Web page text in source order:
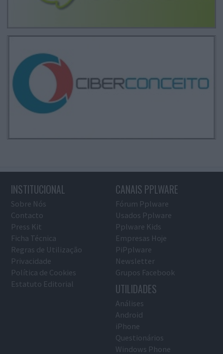
INSTITUCIONAL
Sobre Nós
Contacto
Press Kit
Ficha Técnica
Regras de Utilização
Privacidade
Política de Cookies
Estatuto Editorial
CANAIS PPLWARE
Fórum Pplware
Usados Pplware
Pplware Kids
Empresas Hoje
PiPplware
Newsletter
Grupos Facebook
UTILIDADES
Análises
Android
iPhone
Questionários
Windows Phone